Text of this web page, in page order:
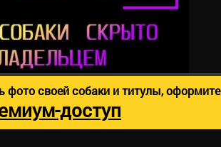
фото своей собаки и титулы, оформите
доступ